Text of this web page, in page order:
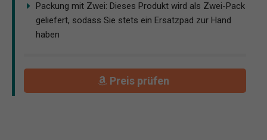
Packung mit Zwei: Dieses Produkt wird als Zwei-Pack
geliefert, sodass Sie stets ein Ersatzpad zur Hand
haben
Preis prüfen